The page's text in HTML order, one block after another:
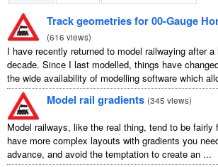
Track geometries for 00-Gauge
(616 views)
I have recently returned to model railwaying after
decade. Since I last modelled, things have
the wide availability of modelling software which
carefully ...
Model rail gradients (345 views)
Model railways, like the real thing, tend to be
have more complex layouts with gradients you
advance, and avoid the temptation to create an ...